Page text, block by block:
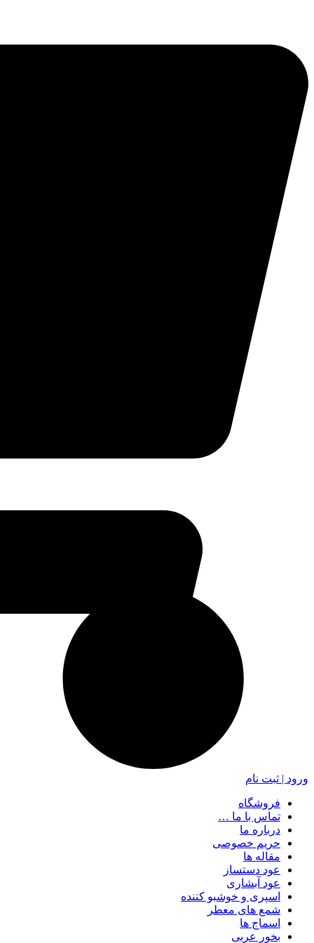
ورود | ثبت نام
فروشگاه
تماس با ما …
درباره ما
حریم خصوصی
مقاله ها
عود دستساز
عود آبشاری
اسپری و خوشبو کننده
شمع های معطر
اسماج ها
بخور عربی